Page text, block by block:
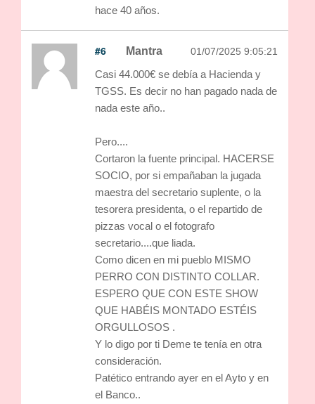
hace 40 años.
#6 Mantra 01/07/2025 9:05:21
Casi 44.000€ se debía a Hacienda y
TGSS. Es decir no han pagado nada de
nada este año..
Pero....
Cortaron la fuente principal. HACERSE
SOCIO, por si empañaban la jugada
maestra del secretario suplente, o la
tesorera presidenta, o el repartido de
pizzas vocal o el fotografo
secretario....que liada.
Como dicen en mi pueblo MISMO
PERRO CON DISTINTO COLLAR.
ESPERO QUE CON ESTE SHOW
QUE HABÉIS MONTADO ESTÉIS
ORGULLOSOS .
Y lo digo por ti Deme te tenía en otra
consideración.
Patético entrando ayer en el Ayto y en
el Banco..